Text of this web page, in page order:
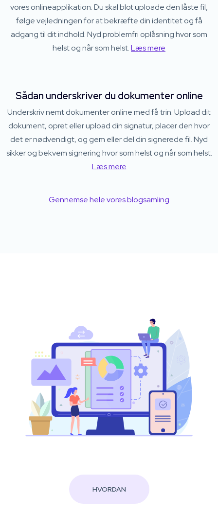
vores onlineapplikation. Du skal blot uploade den låste fil,
følge vejledningen for at bekræfte din identitet og få
adgang til dit indhold. Nyd problemfri oplåsning hvor som
helst og når som helst.Læs mere
Sådan underskriver du dokumenter online
Underskriv nemt dokumenter online med få trin. Upload dit
dokument, opret eller upload din signatur, placer den hvor
det er nødvendigt, og gem eller del din signerede fil. Nyd
sikker og bekvem signering hvor som helst og når som helst.
Læs mere
Gennemse hele vores blogsamling
HVORDAN